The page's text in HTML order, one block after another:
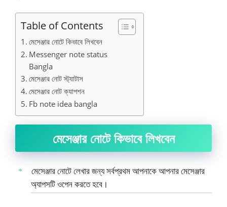
Table of Contents
মেসেঞ্জার নোটে কিভাবে লিখবেন
Messenger note status
Bangla
মেসেঞ্জার নোট স্ট্যাটাস
মেসেঞ্জার নোট ক্যাপশন
Fb note idea bangla
মেসেঞ্জার নোটে কিভাবে লিখবেন
মেসেঞ্জার নোটে লেখার জন্য সর্বপ্রথম আপনাকে আপনার মেসেঞ্জার
অ্যাপসটি ওপেন করতে হবে।